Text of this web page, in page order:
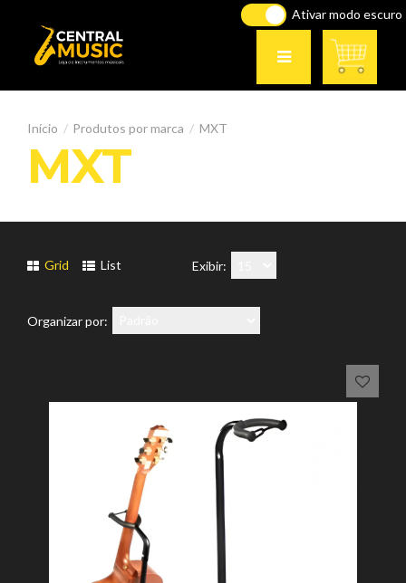
Ativar modo escuro
Produtos por marca MXT
MXT
Grid List Exibir:
Organizar por: